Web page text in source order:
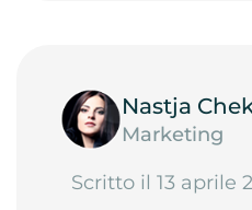
Nastja
Marketing
Scritto il 13 aprile